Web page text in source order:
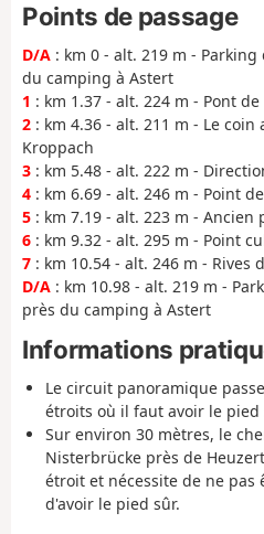
Points de passage
D/A : km 0 - alt. 219 m -
du camping à Astert
1 : km 1.37 - alt. 224 m - Pont
2 : km 4.36 - alt. 211 m - Le
Kroppach
3 : km 5.48 - alt. 222 m -
4 : km 6.69 - alt. 246 m - Point
5 : km 7.19 - alt. 223 m -
6 : km 9.32 - alt. 295 m - Point
7 : km 10.54 - alt. 246 m - Rives
D/A : km 10.98 - alt. 219 m -
près du camping à Astert
Informations
Le circuit panoramique
étroits où il faut avoir le pied
Sur environ 30 mètres, le
Nisterbrücke près de
étroit et nécessite de ne
d'avoir le pied sûr.